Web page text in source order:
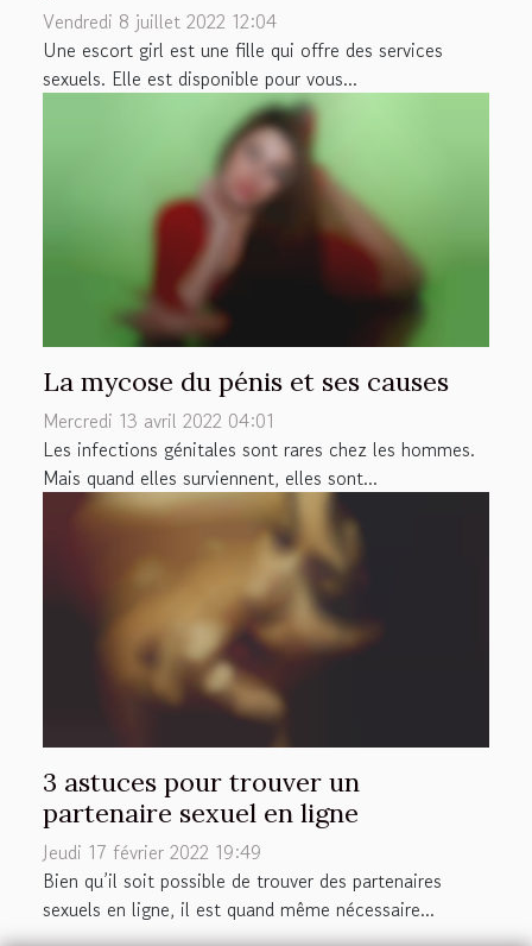
Vendredi 8 juillet 2022 12:04
Une escort girl est une fille qui offre des services
sexuels. Elle est disponible pour vous...
La mycose du pénis et ses causes
Mercredi 13 avril 2022 04:01
Les infections génitales sont rares chez les hommes.
Mais quand elles surviennent, elles sont...
3 astuces pour trouver un
partenaire sexuel en ligne
Jeudi 17 février 2022 19:49
Bien qu’il soit possible de trouver des partenaires
sexuels en ligne, il est quand même nécessaire...